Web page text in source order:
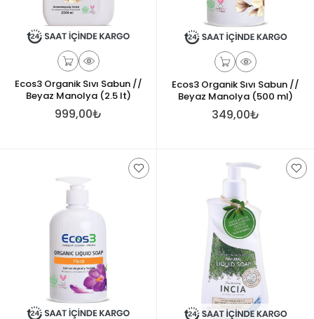
Ecos3 Organik Sıvı Sabun //
Beyaz Manolya (2.5 lt)
999,00₺
Ecos3 Organik Sıvı Sabun //
Beyaz Manolya (500 ml)
349,00₺